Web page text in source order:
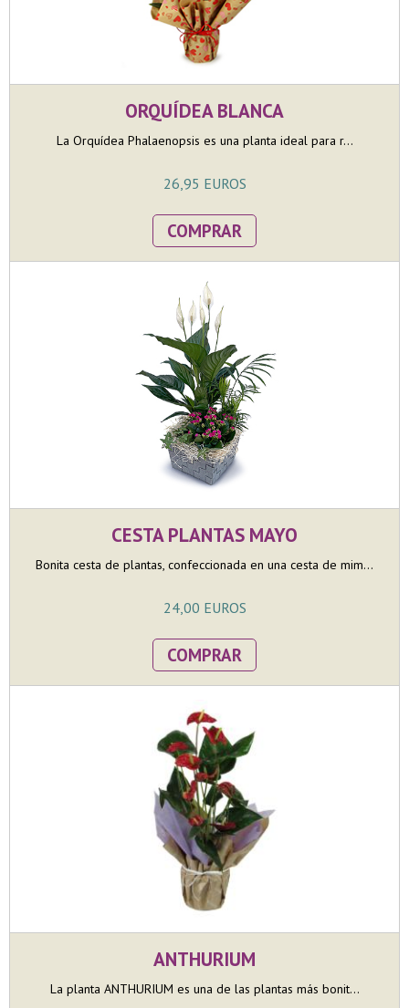
ORQUÍDEA BLANCA
La Orquídea Phalaenopsis es una planta ideal para r...
26,95 EUROS
COMPRAR
CESTA PLANTAS MAYO
Bonita cesta de plantas, confeccionada en una cesta de mim...
24,00 EUROS
COMPRAR
ANTHURIUM
La planta ANTHURIUM es una de las plantas más bonit...